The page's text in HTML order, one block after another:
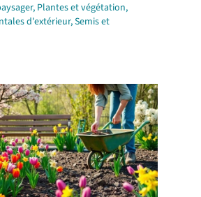
, Plantes et végétation,
d'extérieur,Semis et